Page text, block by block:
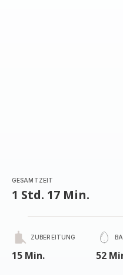
GESAMTZEIT
1 Std. 17 Min.
ZUBEREITUNG
15 Min. 52